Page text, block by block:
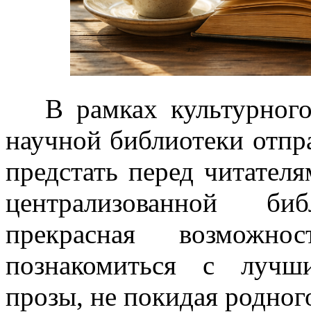
В рамках
научной библиотеки
предстать перед
централизованной
прекрасная
познакомиться с
прозы, не покидая